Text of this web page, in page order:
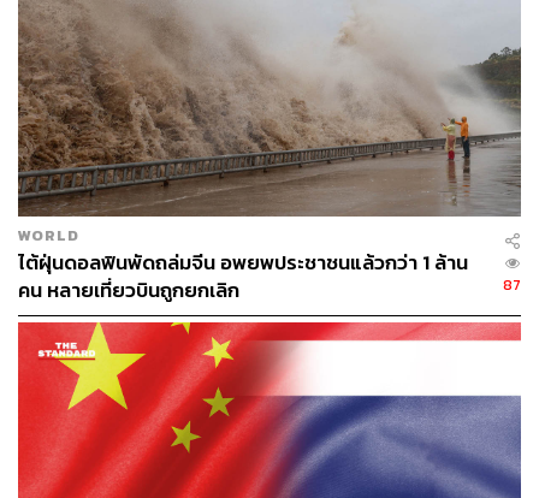
ก่อนหน้านี้เรือยามชายฝั่งของจีนเคยเข้าสู่น่านน้ำรอบหมู่
เกาะนี้ครั้งล่าสุดเมื่อวันที่ 16 พฤศจิกายนที่ผ่านมา โดยให้
เหตุผลว่าเป็น ‘ปฏิบัติการลาดตระเวนที่ชอบด้วยกฎหมาย’ เพื่อ
รักษาสิทธิและผลประโยชน์ของจีน ขณะที่ฝ่ายญี่ปุ่นก็มองว่า
เรือจีนกำลังรุกล้ำเข้ามายังน่านน้ำของญี่ปุ่น ทำให้หลายฝ่าย
เฝ้าจับตามอง พื้นที่บริเวณหมู่เกาะเตียวหยู หรือหมู่เกาะเซ็ง
กะกุอย่างใกล้ชิดในช่วงเวลานี้ ท่ามกลางความกังวลใจว่า
การเผชิญหน้าอาจบานปลายการเป็นเหตุปะทะกันในท้ายที่สุด
แฟ้มภาพ:Daniel Ceng / Anadolu via Getty Images
อ้างอิง:
https://www.bbc.com/news/articles/crk7xjpv8gmo
https://www.reuters.com/world/asia-pacific/china-coa
st-guard-expels-japanese-fishing-vessel-waters-arou
nd-senkaku-islands-2025-12-02/
WORLD
ไต้ฝุ่นดอลฟินพัดถล่มจีน อพยพประชาชนแล้วกว่า 1 ล้าน
คน หลายเที่ยวบินถูกยกเลิก
87